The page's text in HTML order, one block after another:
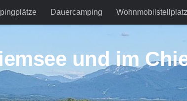
Dauercamping Wohnmobilstellplatz
und im